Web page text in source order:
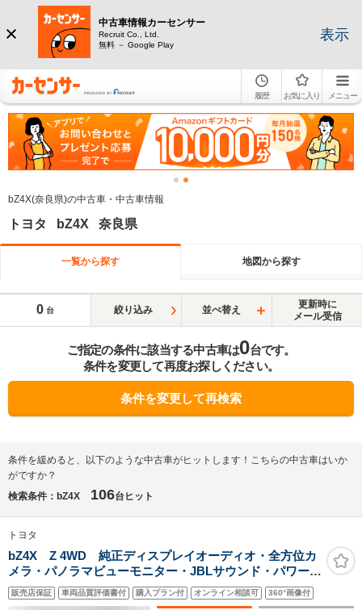
中古車情報カーセンサー
Recruit Co., Ltd.
無料 － Google Play
表示
履歴 お気に入り メニュー
bZ4X(奈良県)の中古車・中古車情報
トヨタ bZ4X 奈良県
一覧から探す 地図から探す
0 台 絞り込み 並べ替え
更新時に
メール受信
ご指定の条件に該当する中古車は0台です。
条件を変更して再度お探しください。
条件を変更して再検索
条件を緩めると、以下のような中古車がヒットします！こちらの中古車はいか
がですか？
検索条件：bZ4X
106台ヒット
トヨタ
bZ4X Z 4WD 純正ディスプレイオーディオ・全方位カ
メラ・パノラマビューモニター・JBLサウンド・パワーバ
ックドア・パワーシート(D+N)・シートヒーター(全席)・
シートベンチレーション(D+N)・ステアリングヒーター
販売店保証 車両品質評価書付 購入プラン付 オンライン相談可 360°画像付